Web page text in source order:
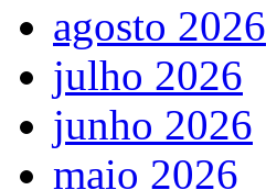
agosto 2026
julho 2026
junho 2026
maio 2026